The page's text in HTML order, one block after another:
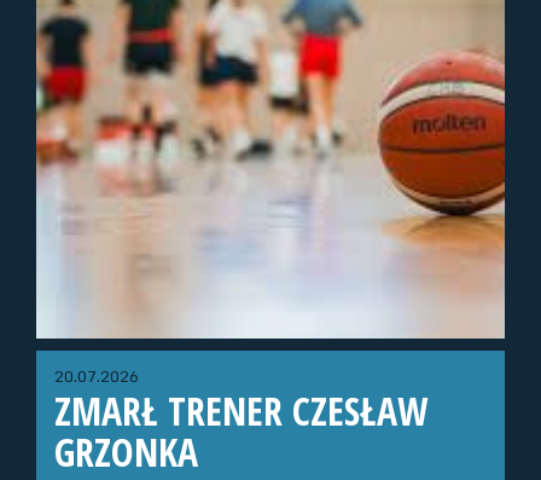
20.07.2026
ZMARŁ TRENER CZESŁAW
GRZONKA